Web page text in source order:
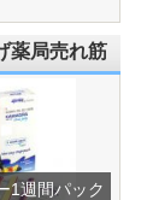
薬局売れ筋
1週間パック